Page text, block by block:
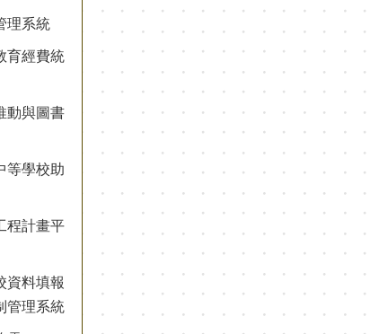
理系統
育經費統
動與圖書
等學校助
程計畫平
資料填報
管理系統